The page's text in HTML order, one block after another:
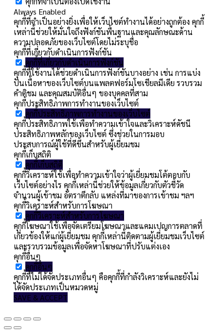
Always Enabled
คุกกี้ที่จำเป็นอย่างยิ่งเพื่อให้เว็บไซต์ทำงานได้อย่างถูกต้อง คุกกี้
เหล่านี้ช่วยให้มั่นใจถึงฟังก์ชันพื้นฐานและคุณลักษณะด้าน
ความปลอดภัยของเว็บไซต์โดยไม่ระบุชื่อ
คุกกี้ที่เกี่ยวกับดำเนินการฟังก์ชัน
คุกกี้ที่เกี่ยวกับดำเนินการฟังก์ชัน
คุกกี้ที่ใช้งานได้ช่วยดำเนินการฟังก์ชันบางอย่าง เช่น การแบ่ง
ปันเนื้อหาของเว็บไซต์บนแพลตฟอร์มโซเชียลมีเดีย รวบรวม
คำติชม และคุณสมบัติอื่นๆ ของบุคคลที่สาม
คุกกี้ประสิทธิภาพการทำงานของเว็บไซต์
คุกกี้ประสิทธิภาพการทำงานของเว็บไซต์
คุกกี้ประสิทธิภาพใช้เพื่อทำความเข้าใจและวิเคราะห์ดัชนี
ประสิทธิภาพหลักของเว็บไซต์ ซึ่งช่วยในการมอบ
ประสบการณ์ผู้ใช้ที่ดีขึ้นสำหรับผู้เยี่ยมชม
คุกกี้เก็บสถิติ
คุกกี้เก็บสถิติ
คุกกี้วิเคราะห์ใช้เพื่อทำความเข้าใจว่าผู้เยี่ยมชมโต้ตอบกับ
เว็บไซต์อย่างไร คุกกี้เหล่านี้ช่วยให้ข้อมูลเกี่ยวกับตัวชี้วัด
จำนวนผู้เข้าชม อัตราตีกลับ แหล่งที่มาของการเข้าชม ฯลฯ
คุกกี้วิเคราะห์สำหรับการโฆษณา
คุกกี้วิเคราะห์สำหรับการโฆษณา
คุกกี้โฆษณาใช้เพื่อจัดเตรียมโฆษณาและแคมเปญการตลาดที่
เกี่ยวข้องให้แก่ผู้เยี่ยมชม คุกกี้เหล่านี้ติดตามผู้เยี่ยมชมเว็บไซต์
และรวบรวมข้อมูลเพื่อจัดหาโฆษณาที่ปรับแต่งเอง
คุกกี้อื่นๆ
คุกกี้อื่นๆ
คุกกี้ที่ไม่ได้จัดประเภทอื่นๆ คือคุกกี้ที่กำลังวิเคราะห์และยังไม่
ได้จัดประเภทเป็นหมวดหมู่
SAVE & ACCEPT